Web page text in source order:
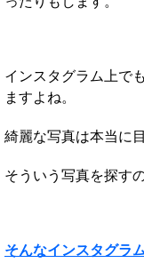
インスタグラム上で
ますよね。
綺麗な写真は本当に
そういう写真を探す
そんなインスタグラ